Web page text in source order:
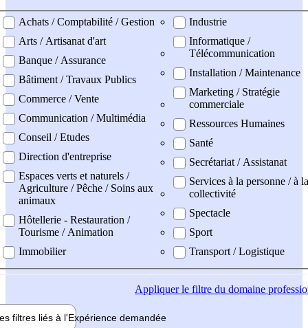
professionel
Achats / Comptabilité / Gestion
Arts / Artisanat d'art
Banque / Assurance
Bâtiment / Travaux Publics
Commerce / Vente
Communication / Multimédia
Conseil / Etudes
Direction d'entreprise
Espaces verts et naturels /
Agriculture / Pêche / Soins aux
animaux
Hôtellerie - Restauration /
Tourisme / Animation
Immobilier
Industrie
Informatique /
Télécommunication
Installation / Maintenance
Marketing / Stratégie
commerciale
Ressources Humaines
Santé
Secrétariat / Assistanat
Services à la personne / à la
collectivité
Spectacle
Sport
Transport / Logistique
Appliquerle filtre du domaine
filtres liés à l'Expérience demandée